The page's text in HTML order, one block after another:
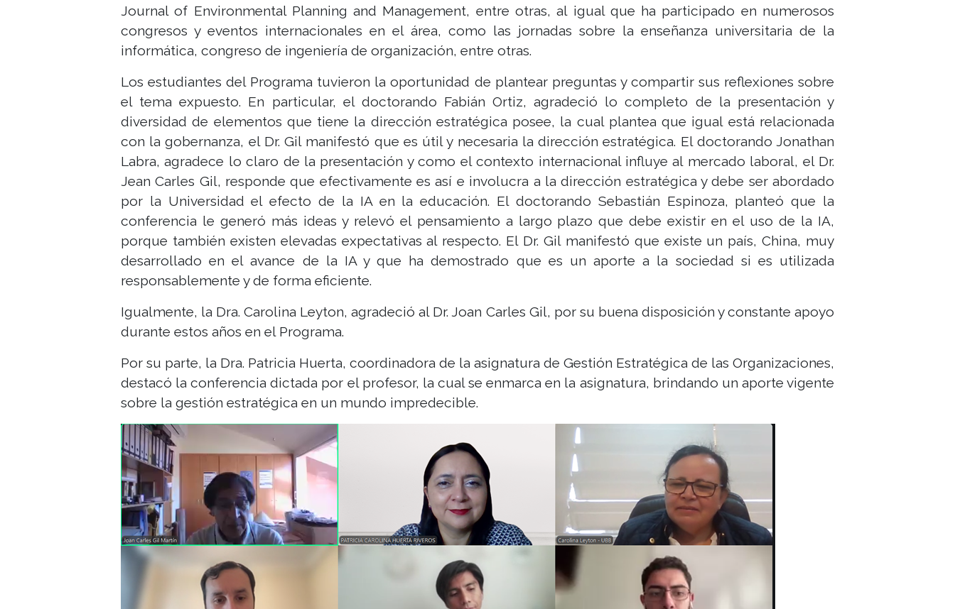
Journal of Environmental Planning and Management, entre otras, al igual que ha participado en numerosos
congresos y eventos internacionales en el área, como las jornadas sobre la enseñanza universitaria de la
informática, congreso de ingeniería de organización, entre otras.
Los estudiantes del Programa tuvieron la oportunidad de plantear preguntas y compartir sus reflexiones sobre
el tema expuesto. En particular, el doctorando Fabián Ortiz, agradeció lo completo de la presentación y
diversidad de elementos que tiene la dirección estratégica posee, la cual plantea que igual está relacionada
con la gobernanza, el Dr. Gil manifestó que es útil y necesaria la dirección estratégica. El doctorando Jonathan
Labra, agradece lo claro de la presentación y como el contexto internacional influye al mercado laboral, el Dr.
Jean Carles Gil, responde que efectivamente es así e involucra a la dirección estratégica y debe ser abordado
por la Universidad el efecto de la IA en la educación. El doctorando Sebastián Espinoza, planteó que la
conferencia le generó más ideas y relevó el pensamiento a largo plazo que debe existir en el uso de la IA,
porque también existen elevadas expectativas al respecto. El Dr. Gil manifestó que existe un país, China, muy
desarrollado en el avance de la IA y que ha demostrado que es un aporte a la sociedad si es utilizada
responsablemente y de forma eficiente.
Igualmente, la Dra. Carolina Leyton, agradeció al Dr. Joan Carles Gil, por su buena disposición y constante apoyo
durante estos años en el Programa.
Por su parte, la Dra. Patricia Huerta, coordinadora de la asignatura de Gestión Estratégica de las Organizaciones,
destacó la conferencia dictada por el profesor, la cual se enmarca en la asignatura, brindando un aporte vigente
sobre la gestión estratégica en un mundo impredecible.